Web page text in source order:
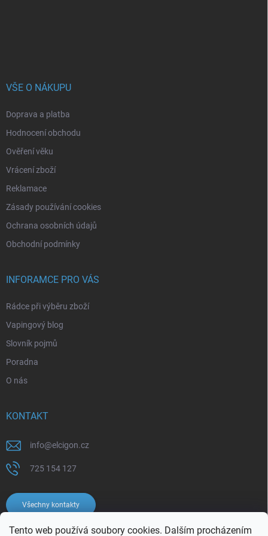
Tento web používá soubory cookies. Dalším procházením
VŠE O NÁKUPU
Doprava a platba
Hodnocení obchodu
Ověření věku
Vrácení zboží
Reklamace
Zásady používání cookies
Ochrana osobních údajů
Obchodní podmínky
INFORAMCE PRO VÁS
Rádce při výběru zboží
Vapingový blog
Slovník pojmů
Poradna
O nás
KONTAKT
info@elcigon.cz
725 154 127
Všechny kontakty